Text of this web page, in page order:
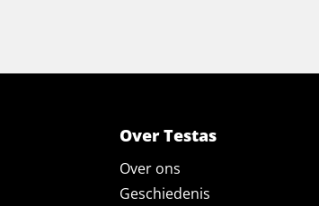
Over Testas
Over ons
Geschiedenis